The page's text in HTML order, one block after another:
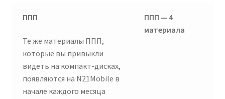
ППП
Те же материалы ППП,
которые вы привыкли
видеть на компакт-дисках,
появляются на N21Mobile в
начале каждого месяца
ППП — 4
материала